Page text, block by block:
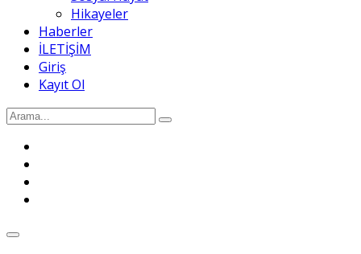
Hikayeler
Haberler
İLETİŞİM
Giriş
Kayıt Ol